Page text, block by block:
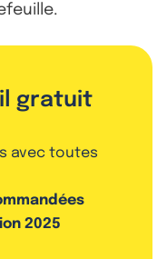
gratuit
avec toutes
2025